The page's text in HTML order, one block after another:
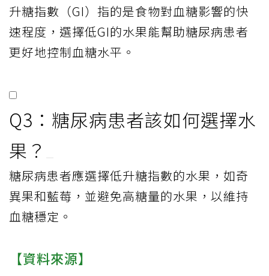
升糖指數（GI）指的是食物對血糖影響的快
速程度，選擇低GI的水果能幫助糖尿病患者
更好地控制血糖水平。
Q3：糖尿病患者該如何選擇水
果？
糖尿病患者應選擇低升糖指數的水果，如奇
異果和藍莓，並避免高糖量的水果，以維持
血糖穩定。
【資料來源】